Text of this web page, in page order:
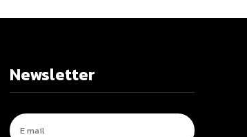
Newsletter